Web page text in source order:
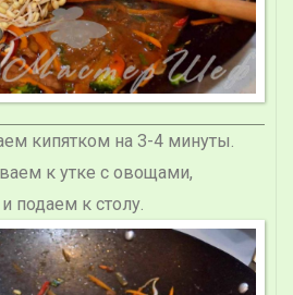
кипятком на 3-4 минуты.
к утке с овощами,
подаем к столу.